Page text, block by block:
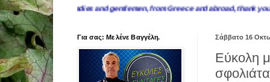
Ladies and gentlemen, from Greece and abroad, thank you for
Σάββατο 16
Εύκολη
σφολιάτα
Για σας: Με λένε Βαγγέλη.